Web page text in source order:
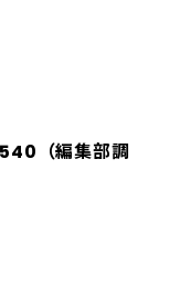
（編集部調